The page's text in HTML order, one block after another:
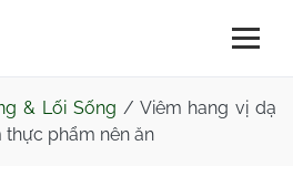
& Lối Sống / Viêm hang vị dạ
thực phẩm nên ăn